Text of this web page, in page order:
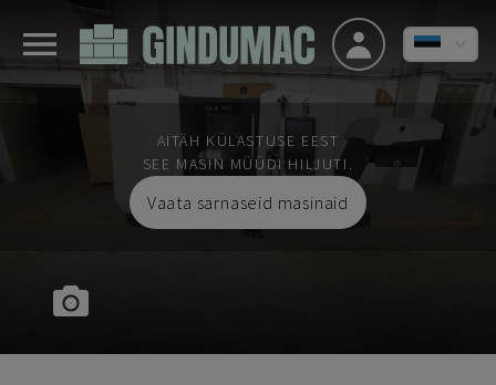
AITÄH KÜLASTUSE EEST
SEE MASIN MÜÜDI HILJUTI.
Vaata sarnaseid masinaid